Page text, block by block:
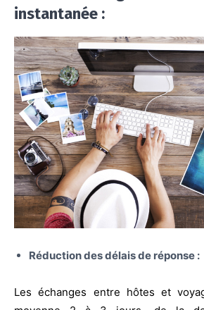
instantanée :
Réduction des délais de réponse :
Les échanges entre hôtes et